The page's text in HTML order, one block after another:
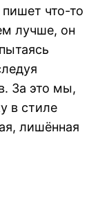
пишет что-то
лучше, он
За это мы,
в стиле
лишённая